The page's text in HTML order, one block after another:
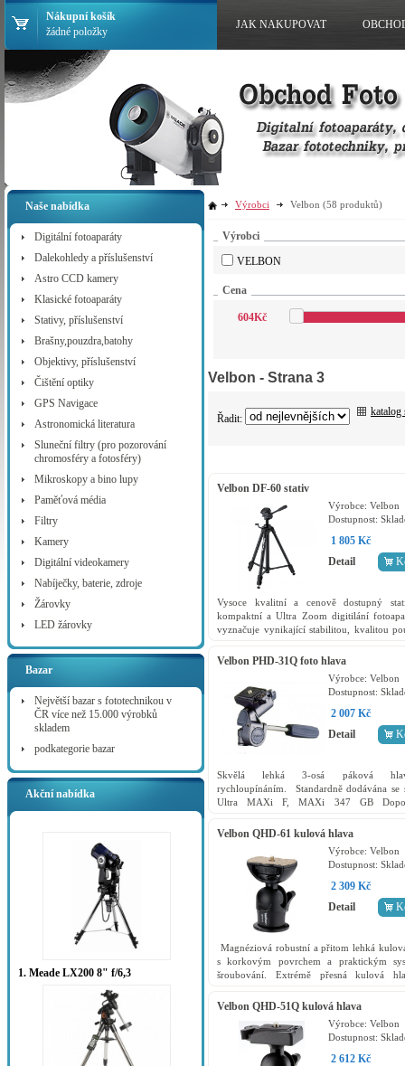
Naše nabídka
Digitální fotoaparáty
Dalekohledy a příslušenství
Astro CCD kamery
Klasické fotoaparáty
Stativy, příslušenství
Brašny,pouzdra,batohy
Objektivy, příslušenství
Čištění optiky
GPS Navigace
Astronomická literatura
Sluneční filtry (pro pozorování
chromosféry a fotosféry)
Mikroskopy a bino lupy
Paměťová média
Filtry
Kamery
Digitální videokamery
Nabíječky, baterie, zdroje
Žárovky
LED žárovky
Bazar
Největší bazar s fototechnikou v
ČR více než 15.000 výrobků
skladem
podkategorie bazar
Akční nabídka
1. Meade LX200 8" f/6,3
Výrobci Velbon (58 produktů)
Výrobci
VELBON
Cena
604Kč
Velbon - Strana 3
Řadit:
katalog
Velbon DF-60 stativ
Výrobce: Velbon
Dostupnost:
1 805 Kč
Detail
Vysoce kvalitní a cenově dostupný
kompaktní a Ultra Zoom digitilání
vyznačuje vynikající stabilitou, kvalitou
a...
Velbon PHD-31Q foto hlava
Výrobce: Velbon
Dostupnost:
2 007 Kč
Detail
Skvělá lehká 3-osá páková
rychloupínáním. Standardně dodávána se
Ultra MAXi F, MAXi 347 GB
Velbon QHD-61 kulová hlava
Výrobce: Velbon
Dostupnost:
2 309 Kč
Detail
Magnéziová robustní a přitom lehká
s korkovým povrchem a praktickým
šroubování. Extrémě přesná kulová
fotoaparátu -...
Velbon QHD-51Q kulová hlava
Výrobce: Velbon
Dostupnost:
2 612 Kč
Nákupní košík
žádné položky
JAK NAKUPOVAT